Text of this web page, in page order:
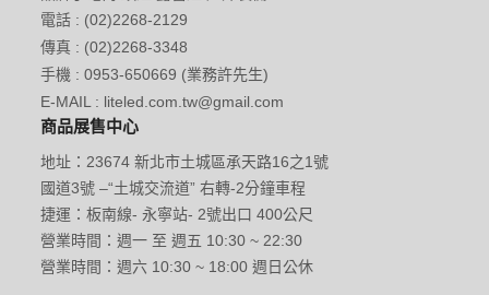
電話 : (02)2268-2129
傳真 : (02)2268-3348
手機 : 0953-650669 (業務許先生)
E-MAIL : liteled.com.tw@gmail.com
商品展售中心
地址：23674 新北市土城區承天路16之1號
國道3號 –“土城交流道” 右轉-2分鐘車程
捷運：板南線- 永寧站- 2號出口 400公尺
營業時間：週一 至 週五 10:30 ~ 22:30
營業時間：週六 10:30 ~ 18:00 週日公休